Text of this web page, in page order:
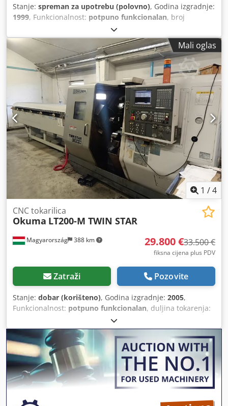
Stanje: spreman za upotrebu (polovno), Godina izgradnje:
1999, Funkcionalnost: potpuno funkcionalan, broj
, promjer tokarenja iznad poprečnog
nosača:300 mm, maksimalna brzina vretena:5.000
okret/min
, brzi pomjeraj X-os:30 m/min, brzina pomaka X
ose:5 m/min, model kontrolera:Mazatrol PC Fusion CNC
640T,
Mali oglas
1 /4
Magyarország 388 km
CNC tokarilica
Okuma LT200-M TWIN STAR
29.800 €33.500 €
fiksna cijena plus PDV
Zatraži Pozovite
Stanje: dobar (korišteno), Godina izgradnje: 2005,
Funkcionalnost: potpuno funkcionalan, duljina tokarenja:
210 mm
vretena:5.000 okret/min, ukupna masa:7.000 kg,
Oprema:beskonačno promjenjiva brzina rotacije,
dokumentacija / priručnik